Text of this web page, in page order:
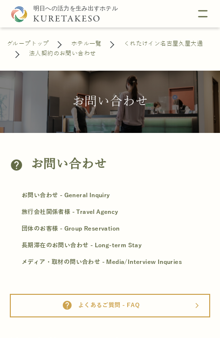
グループトップ ホテル一覧
くれたけイン名古屋久屋大通
法人契約のお問い合わせ
お問い合わせ
help お問い合わせ
お問い合わせ - General Inquiry
旅行会社関係者様 - Travel Agency
団体のお客様 - Group Reservation
長期滞在のお問い合わせ - Long-term Stay
メディア・取材の問い合わせ - Media/Interview Inquries
help よくあるご質問 - FAQ arrow_forward_ios